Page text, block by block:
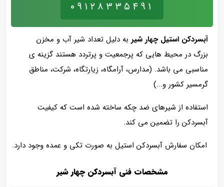
۰۹۱۲۸۳۳۵۴۹۱
آبسردکن استیل چهار شیر به دلیل تعداد شیر آب و مخزن
بزرگ در محیط هایی که پرجمعیت و پرتردد هستند گزینه ی
مناسبی می باشد. (مدارس، آرامگاه، زیارتگاه، شرکت، مناطق
گرمسیر کشور و...)
استفاده از شیرهای ضد چکه ساخته شده است که کیفیت
آبسردکن را تضمین می کند.
امکان سفارش آبسردکن استیل به صورت تکی و عمده وجود دارد.
مشخصات فنی آبسردکن چهار شیر